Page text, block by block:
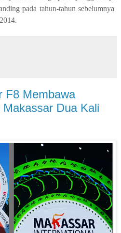
pada tahun-tahun sebelumnya
F8 Membawa
Dua Kali